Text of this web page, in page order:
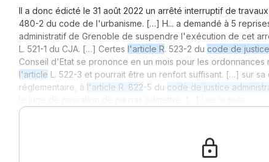
Il a donc édicté le 31 août 2022 un arrêté interruptif de
480-2 du code de l'urbanisme. […] H... a demandé à 5
administratif de Grenoble de suspendre l'exécution de cet
L. 521-1 du CJA. […] Certes l'article R. 523-2 du code de
Conseil d'Etat se prononce en un mois pour les
l'article L. 522-3 et pourrait être un renfort suffisant. […] sur
réglementaire, à l'article R. 822-5 du code de justice
Lire la suite…